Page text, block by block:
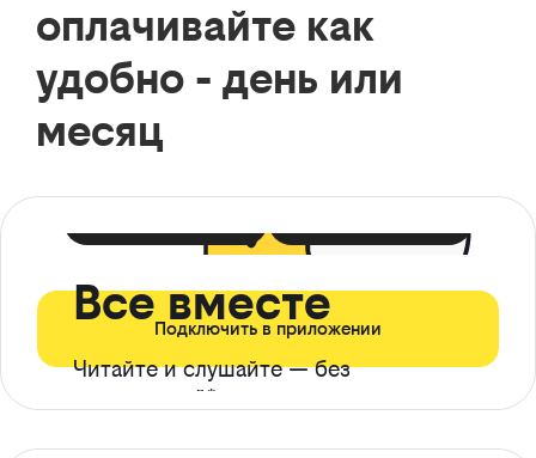
оплачивайте как
удобно - день или
месяц
Все вместе
Читайте и слушайте — без
ограничений*
Подключить в приложении